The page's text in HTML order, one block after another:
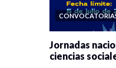
Jornadas
ciencias